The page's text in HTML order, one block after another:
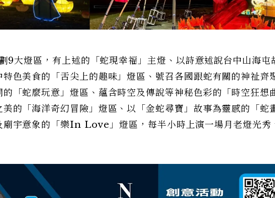
9大燈區，有上述的「蛇現幸福」主燈、以詩意述說台中山海屯
特色美食的「舌尖上的趣味」燈區、號召各國跟蛇有關的神祉齊
的「蛇麼玩意」燈區、蘊含時空及傳說等神秘色彩的「時空狂想
的「海洋奇幻冒險」燈區、以「金蛇尋寶」故事為靈感的「蛇
廟宇意象的「樂In Love」燈區，每半小時上演一場月老燈光秀